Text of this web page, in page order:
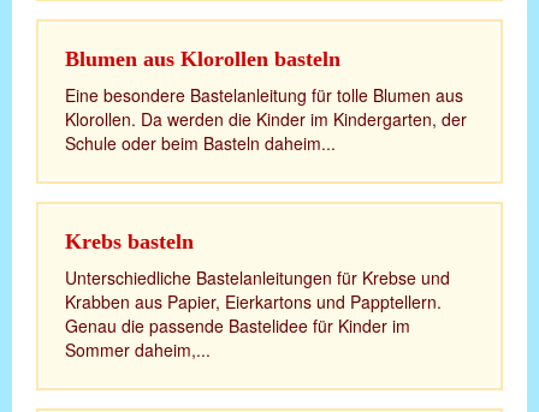
Blumen aus Klorollen basteln
Eine besondere Bastelanleitung für tolle Blumen aus
Klorollen. Da werden die Kinder im Kindergarten, der
Schule oder beim Basteln daheim...
Krebs basteln
Unterschiedliche Bastelanleitungen für Krebse und
Krabben aus Papier, Eierkartons und Papptellern.
Genau die passende Bastelidee für Kinder im
Sommer daheim,...